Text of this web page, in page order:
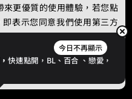
Co., Ltd.
今日不再顯示
快速點開，BL、 百合 、戀愛，
更優質的使用體驗，若您點
表示您同意我們使用第三方
權政策。